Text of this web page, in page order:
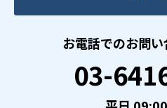
お電話でのお問
03-